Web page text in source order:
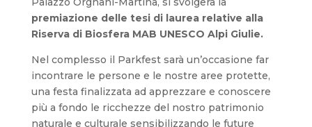
premiazione delle tesi di laurea relative alla
Riserva di Biosfera MAB UNESCO Alpi Giulie.
Nel complesso il Parkfest sarà un’occasione far
incontrare le persone e le nostre aree protette,
una festa finalizzata ad apprezzare e conoscere
più a fondo le ricchezze del nostro patrimonio
naturale e culturale sensibilizzando le future